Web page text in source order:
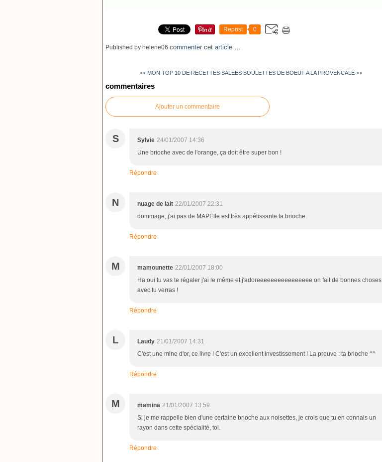
Repost 0
Published by helene06 commenter cet article …
<< MON TOP 10 DE RECETTES SALEES BOULETTES DE BOEUF A LA PROVENCALE >>
commentaires
Ajouter un commentaire
S Sylvie 24/01/2007 14:36
Une brioche avec de l'orange, ça doit être super bon !
Répondre
N nuage de lait 22/01/2007 22:31
dommage, j'ai pas de MAPElle est très appétissante ta brioche.
Répondre
M mamounette 22/01/2007 18:00
Ha oui tu vas te régaler j'ai le même et j'adoreeeeeeeeeeeeeeee on fait de bonnes choses
avec tu verras !
Répondre
L Laudy 21/01/2007 14:31
C'est une mine d'or, ce livre ! C'est un excellent investissement ! La preuve : ta brioche ^^
Répondre
M mamina 21/01/2007 13:59
Si je me rappelle bien d'une certaine brioche aux noisettes, je crois que tu en connais un
rayon dans cette spécialité, toi.
Répondre